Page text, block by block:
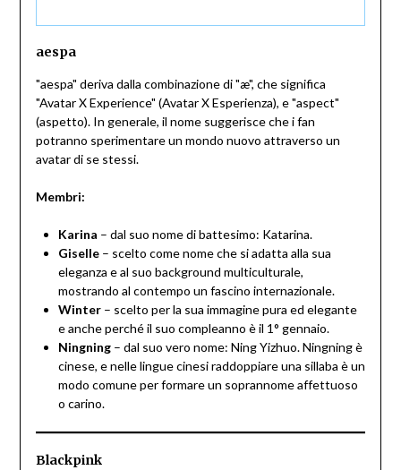
aespa
"aespa" deriva dalla combinazione di "æ", che significa
"Avatar X Experience" (Avatar X Esperienza), e "aspect"
(aspetto). In generale, il nome suggerisce che i fan
potranno sperimentare un mondo nuovo attraverso un
avatar di se stessi.
Membri:
Karina – dal suo nome di battesimo: Katarina.
Giselle– scelto come nome che si adatta alla sua
eleganza e al suo background multiculturale,
mostrando al contempo un fascino internazionale.
Winter– scelto per la sua immagine pura ed elegante
e anche perché il suo compleanno è il 1° gennaio.
Ningning– dal suo vero nome: Ning Yizhuo. Ningning è
cinese, e nelle lingue cinesi raddoppiare una sillaba è un
modo comune per formare un soprannome affettuoso
o carino.
Blackpink